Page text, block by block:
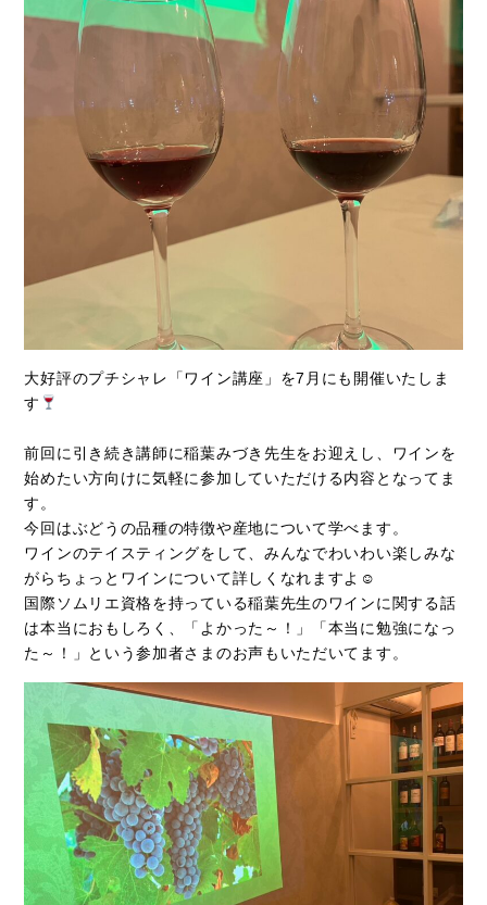
大好評のプチシャレ「ワイン講座」を7月にも開催いたしま
す
前回に引き続き講師に稲葉みづき先生をお迎えし、ワインを
始めたい方向けに気軽に参加していただける内容となってま
す。
今回はぶどうの品種の特徴や産地について学べます。
ワインのテイスティングをして、みんなでわいわい楽しみな
がらちょっとワインについて詳しくなれますよ☺
国際ソムリエ資格を持っている稲葉先生のワインに関する話
は本当におもしろく、「よかった～！」「本当に勉強になっ
た～！」という参加者さまのお声もいただいてます。